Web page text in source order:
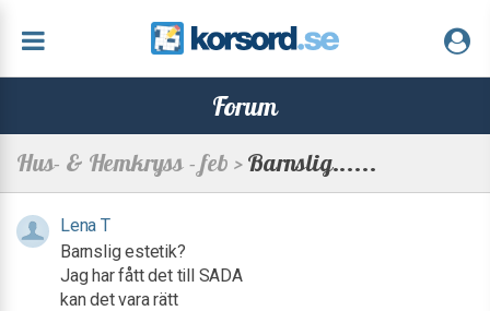
Forum
Hus- & Hemkryss - feb >Barnslig......
Lena T
Barnslig estetik?
Jag har fått det till SADA
kan det vara rätt